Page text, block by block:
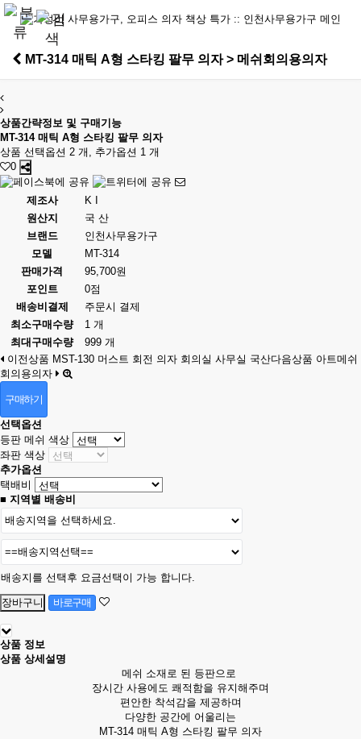
MT-314 매틱 A형 스타킹 팔무 의자 > 메쉬회의용의자
상품간략정보 및 구매기능
MT-314 매틱 A형 스타킹 팔무 의자
상품 선택옵션 2 개, 추가옵션 1 개
0
제조사
K I
원산지
국 산
브랜드
인천사무용가구
모델
MT-314
판매가격
95,700원
포인트
0점
배송비결제
주문시 결제
최소구매수량
1 개
최대구매수량
999 개
이전상품 MST-130 머스트 회전 의자 회의실 사무실 국산다음상품 아트메쉬
회의용의자
구매하기
선택옵션
등판 메쉬 색상
좌판 색상
추가옵션
택배비
■ 지역별 배송비
배송지를 선택후 요금선택이 가능 합니다.
상품 정보
상품 상세설명
메쉬 소재로 된 등판으로
장시간 사용에도 쾌적함을 유지해주며
편안한 착석감을 제공하며
다양한 공간에 어울리는
MT-314 매틱 A형 스타킹 팔무 의자